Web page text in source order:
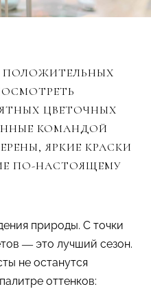
ПОЛОЖИТЕЛЬНЫХ
ЦВЕТОЧНЫХ
КОМАНДОЙ
ЯРКИЕ КРАСКИ
ПО-НАСТОЯЩЕМУ
природы. С точки
— это лучший сезон.
не останутся
оттенков: